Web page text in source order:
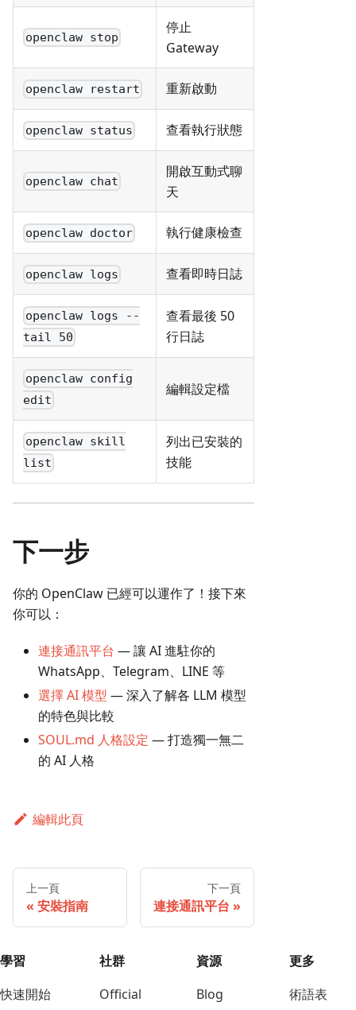
openclaw stop
停止
Gateway
openclaw restart 重新啟動
openclaw status 查看執行狀態
openclaw chat
開啟互動式聊
天
openclaw doctor 執行健康檢查
openclaw logs 查看即時日誌
openclaw logs --
tail 50
查看最後 50
行日誌
openclaw config
edit
編輯設定檔
openclaw skill
list
列出已安裝的
技能
下一步
你的 OpenClaw 已經可以運作了！接下來
你可以：
連接通訊平台 — 讓 AI 進駐你的
WhatsApp、Telegram、LINE 等
選擇 AI 模型 — 深入了解各 LLM 模型
的特色與比較
SOUL.md 人格設定 — 打造獨一無二
的 AI 人格
編輯此頁
上一頁
安裝指南
下一頁
連接通訊平台
學習
快速開始
社群
Official
資源
Blog
更多
術語表